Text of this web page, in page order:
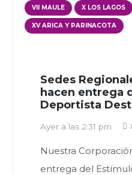
VII MAULE X LOS LAGOS
XV ARICA Y PARINACOTA
Sedes
hacen entrega
Deportista
Ayer a las 2:31 pm
Nuestra
entrega del